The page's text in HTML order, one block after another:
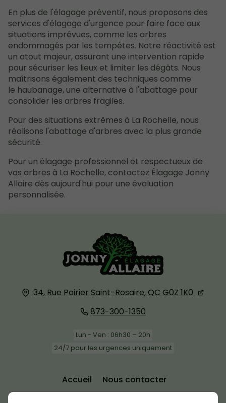
En plus de l'élagage préventif, nous proposons des
services d'élagage d'urgence pour faire face aux
situations imprévues, comme les arbres
endommagés par les tempêtes. Notre réactivité est
un atout majeur, assurant une intervention rapide
pour sécuriser les lieux et limiter les dégâts. Nous
maîtrisons également des techniques comme
le haubanage, une alternative à l'abattage pour
consolider les arbres fragiles.
Pour des situations extrêmes à La Rochelle, nous
réalisons l'abattage d'arbres avec la plus grande
sécurité.
Pour un élagage professionnel et respectueux de
vos arbres à La Rochelle, contactez Élagage Jonny
Allaire dès aujourd'hui pour une évaluation
personnalisée.
34, Rue Poirier Saint-Rosaire, QC G0Z 1K0
873-300-1350
Lun - Ven : 06h30 – 20h
24/7 pour les urgences uniquement
Accueil
Nous contacter
Politique de confidentialité
Plan du site